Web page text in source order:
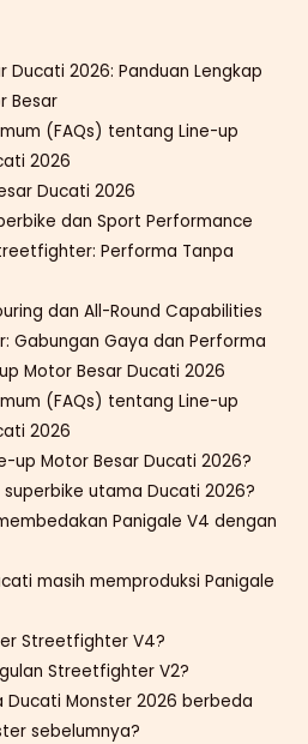
Ducati 2026: Panduan Lengkap
Besar
(FAQs) tentang Line-up
2026
Ducati 2026
dan Sport Performance
Performa Tanpa
dan All-Round Capabilities
Gabungan Gaya dan Performa
Motor Besar Ducati 2026
(FAQs) tentang Line-up
2026
up Motor Besar Ducati 2026?
superbike utama Ducati 2026?
Panigale V4 dengan
masih memproduksi Panigale
Streetfighter V4?
Streetfighter V2?
Ducati Monster 2026 berbeda
sebelumnya?